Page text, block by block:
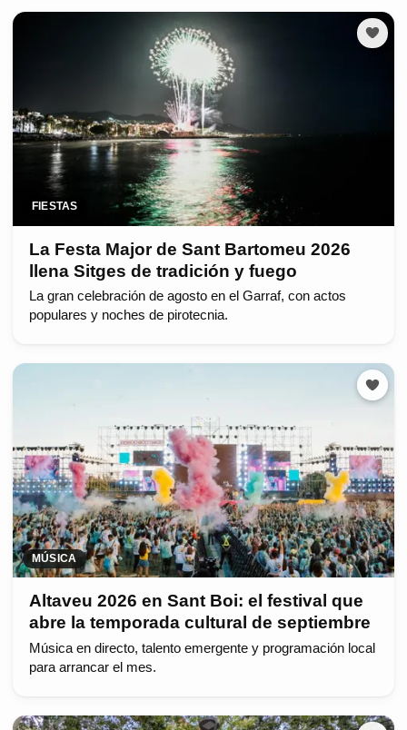
FIESTAS
La Festa Major de Sant Bartomeu 2026
llena Sitges de tradición y fuego
La gran celebración de agosto en el Garraf, con actos
populares y noches de pirotecnia.
MÚSICA
Altaveu 2026 en Sant Boi: el festival que
abre la temporada cultural de septiembre
Música en directo, talento emergente y programación local
para arrancar el mes.